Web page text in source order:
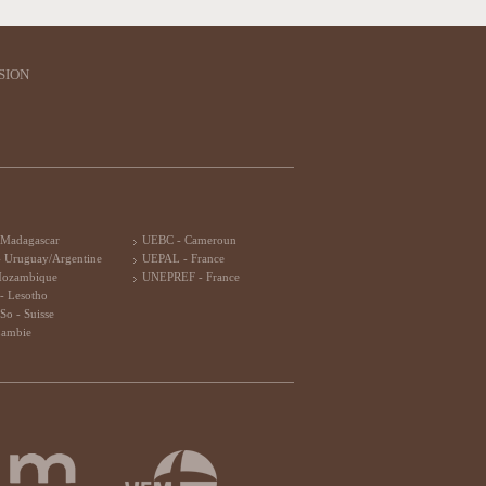
Uruguay/Argentine
Lesotho
- Suisse
UEBC - Cameroun
UEPAL - France
UNEPREF - France